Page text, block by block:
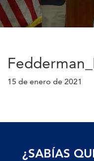
15 de enero de 2021
¿SABÍAS